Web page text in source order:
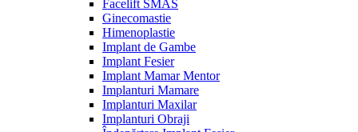
Facelift SMAS
Ginecomastie
Himenoplastie
Implant de Gambe
Implant Fesier
Implant Mamar Mentor
Implanturi Mamare
Implanturi Maxilar
Implanturi Obraji